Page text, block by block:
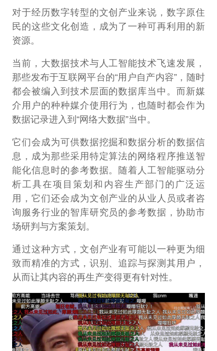
对于经历数字转型的文创产业来说，数字原住
民的这些文化创造，成为了一种可再利用的新
资源。
当前，大数据技术与人工智能技术飞速发展，
那些发布于互联网平台的“用户自产内容”，随时
都会被编入到技术层面的数据库当中。而新媒
介用户的种种媒介使用行为，也随时都会作为
数据记录进入到“网络大数据”当中。
它们会成为可供数据挖掘和数据分析的数据信
息，成为那些采用特定算法的网络程序推送智
能化信息时的参考数据。随着人工智能驱动分
析工具在项目策划和内容生产部门的广泛运
用，它们还会成为文创产业的从业人员或者咨
询服务行业的智库研究员的参考数据，协助市
场研判与方案策划。
通过这种方式，文创产业有可能以一种更为细
致而精准的方式，识别、追踪与探测其用户，
从而让其内容的再生产变得更有针对性。